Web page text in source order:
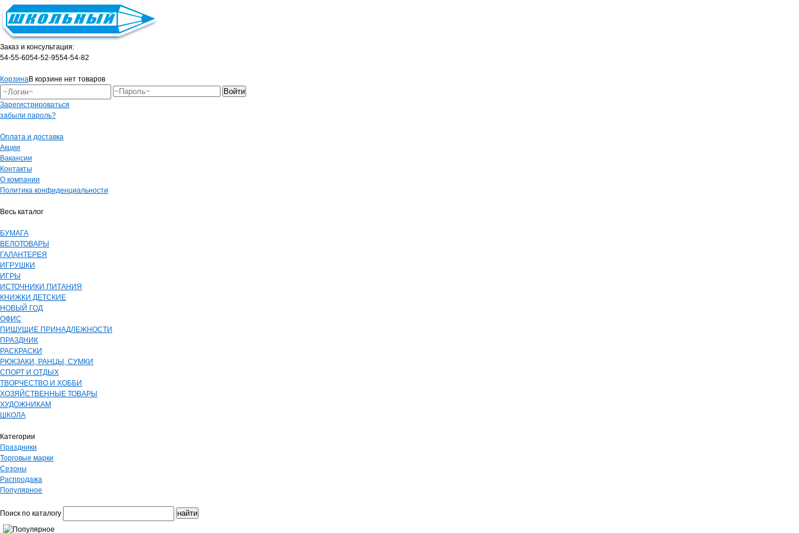
Заказ и консультация:
54-55-6054-52-9554-54-82
КорзинаВ корзине нет товаров
Зарегистрироваться
забыли пароль?
Оплата и доставка
Акции
Вакансии
Контакты
О компании
Политика конфиденциальности
Весь каталог
БУМАГА
ВЕЛОТОВАРЫ
ГАЛАНТЕРЕЯ
ИГРУШКИ
ИГРЫ
ИСТОЧНИКИ ПИТАНИЯ
КНИЖКИ ДЕТСКИЕ
НОВЫЙ ГОД
ОФИС
ПИШУЩИЕ ПРИНАДЛЕЖНОСТИ
ПРАЗДНИК
РАСКРАСКИ
РЮКЗАКИ, РАНЦЫ, СУМКИ
СПОРТ И ОТДЫХ
ТВОРЧЕСТВО И ХОББИ
ХОЗЯЙСТВЕННЫЕ ТОВАРЫ
ХУДОЖНИКАМ
ШКОЛА
Категории
Праздники
Торговые марки
Сезоны
Распродажа
Популярное
Поиск по каталогу